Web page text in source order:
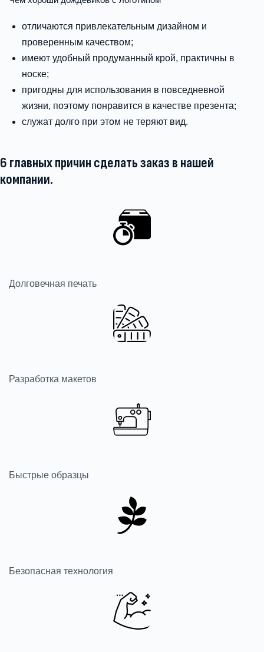
отличаются привлекательным дизайном и
проверенным качеством;
имеют удобный продуманный крой, практичны в
носке;
пригодны для использования в повседневной
жизни, поэтому понравится в качестве презента;
служат долго при этом не теряют вид.
6 главных причин сделать заказ в нашей
компании.
Долговечная печать
Разработка макетов
Быстрые образцы
Безопасная технология